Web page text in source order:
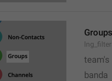
Groups
team's
banda